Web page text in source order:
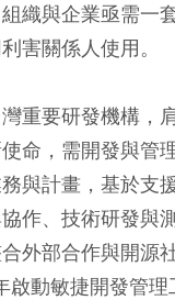
織與企業亟需一
害關係人使用。
重要研發機構，
命，需開發與管
與計畫，基於支
作、技術研發與
外部合作與開源
動敏捷開發管理